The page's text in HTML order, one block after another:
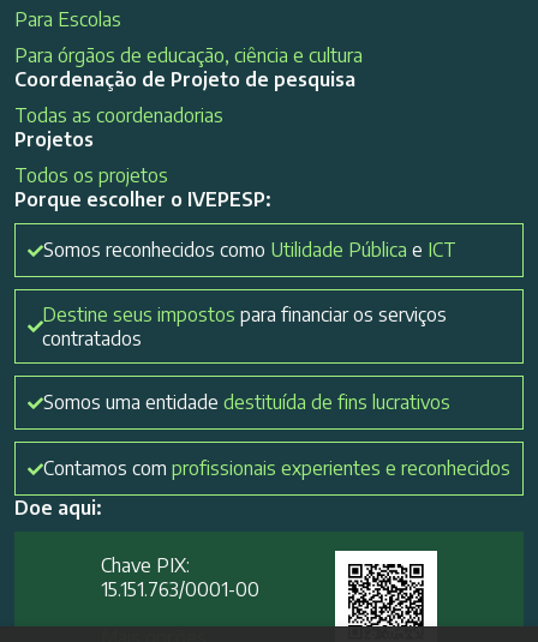
Para Escolas
Para órgãos de educação, ciência e cultura
Coordenação de Projeto de pesquisa
Todas as coordenadorias
Projetos
Todos os projetos
Porque escolher o IVEPESP:
Somos reconhecidos como Utilidade Pública e ICT
Destine seus impostos para financiar os serviços
contratados
Somos uma entidade destituída de fins lucrativos
Contamos com profissionais experientes e reconhecidos
Doe aqui:
Chave PIX:
15.151.763/0001-00​